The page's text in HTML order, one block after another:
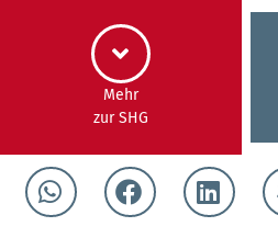
Mehr
zur SHG